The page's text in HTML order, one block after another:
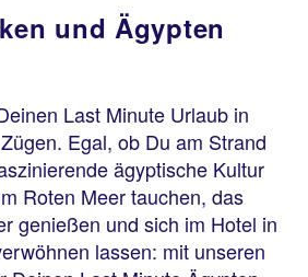
und Ägypten
Last Minute Urlaub in
Egal, ob Du am Strand
ägyptische Kultur
Roten Meer tauchen, das
genießen und sich im Hotel in
lassen: mit unseren